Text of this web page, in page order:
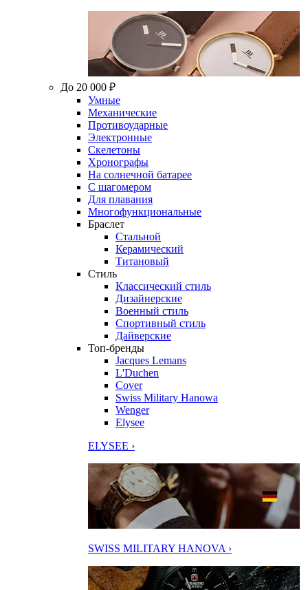
До 20 000 ₽
Умные
Механические
Противоударные
Электронные
Скелетоны
Хронографы
На солнечной батарее
С шагомером
Для плавания
Многофункциональные
Браслет
Стальной
Керамический
Титановый
Стиль
Классический стиль
Дизайнерские
Военный стиль
Спортивный стиль
Дайверские
Топ-бренды
Jacques Lemans
L'Duchen
Cover
Swiss Military Hanowa
Wenger
Elysee
ELYSEE ›
SWISS MILITARY HANOVA ›